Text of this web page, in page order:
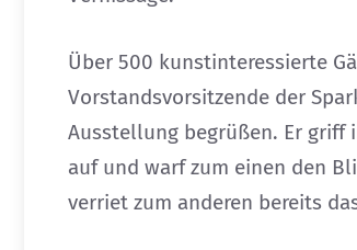
Über 500 kunstinteressierte
Vorstandsvorsitzende der
Ausstellung begrüßen. Er griff
auf und warf zum einen den
verriet zum anderen bereits